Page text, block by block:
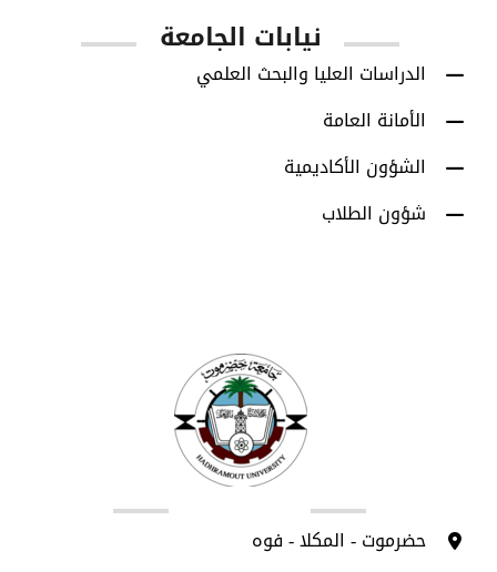
نيابات الجامعة
الدراسات العليا والبحث العلمي
الأمانة العامة
الشؤون الأكاديمية
شؤون الطلاب
حضرموت - المكلا - فوه